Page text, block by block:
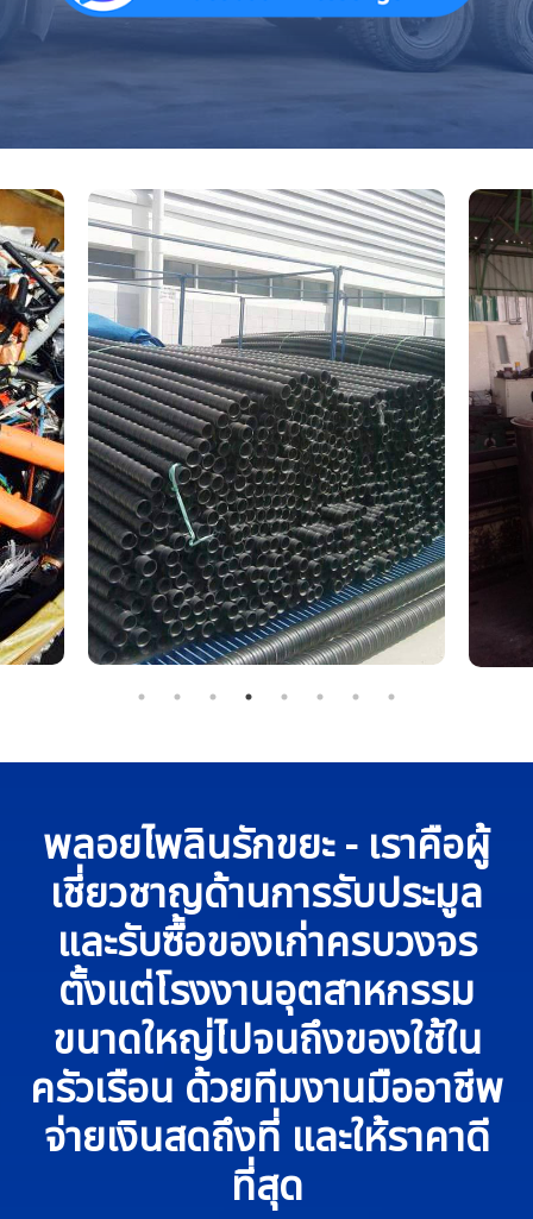
พลอยไพลินรักขยะ - เราคือผู้
เชี่ยวชาญด้านการรับประมูล
และรับซื้อของเก่าครบวงจร
ตั้งแต่โรงงานอุตสาหกรรม
ขนาดใหญ่ไปจนถึงของใช้ใน
ครัวเรือน ด้วยทีมงานมืออาชีพ
จ่ายเงินสดถึงที่ และให้ราคาดี
ที่สุด